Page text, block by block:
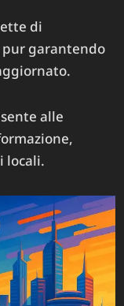
di
pur garantendo
alle
locali.